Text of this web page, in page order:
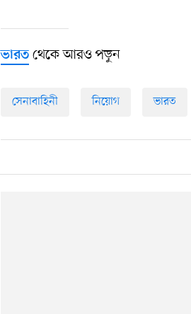
ভারত থেকে আরও পড়ুন
সেনাবাহিনী নিয়োগ ভারত